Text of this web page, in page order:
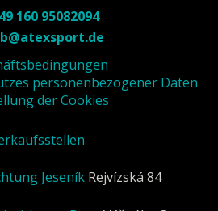
160 95082094
personenbezogener Daten
der Cookies
Jeseník Rejvízská 84